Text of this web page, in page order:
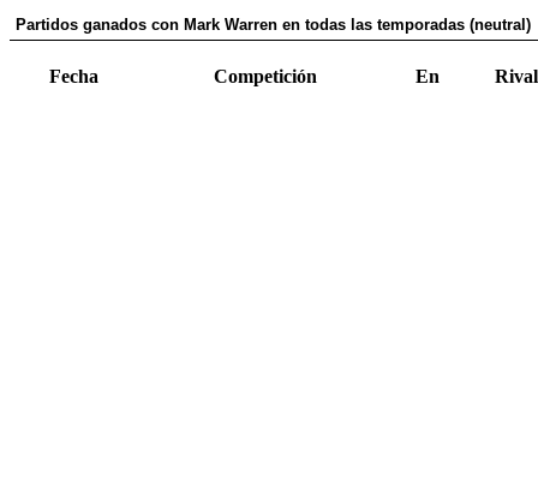
Partidos ganados con Mark Warren en todas las temporadas (neutral)
Fecha Competición En Rival